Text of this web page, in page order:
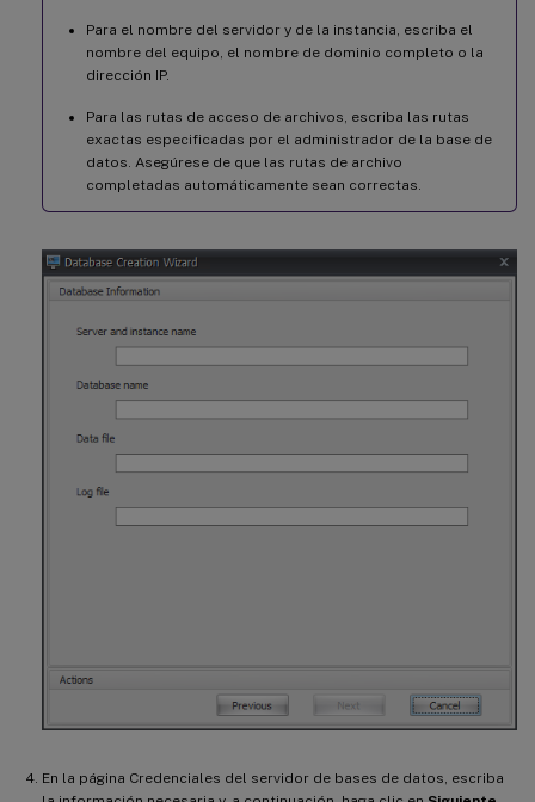
Para el nombre del servidor y de la instancia, escriba el
nombre del equipo, el nombre de dominio completo o la
dirección IP.
Para las rutas de acceso de archivos, escriba las rutas
exactas especificadas por el administrador de la base de
datos. Asegúrese de que las rutas de archivo
completadas automáticamente sean correctas.
En la página Credenciales del servidor de bases de datos, escriba